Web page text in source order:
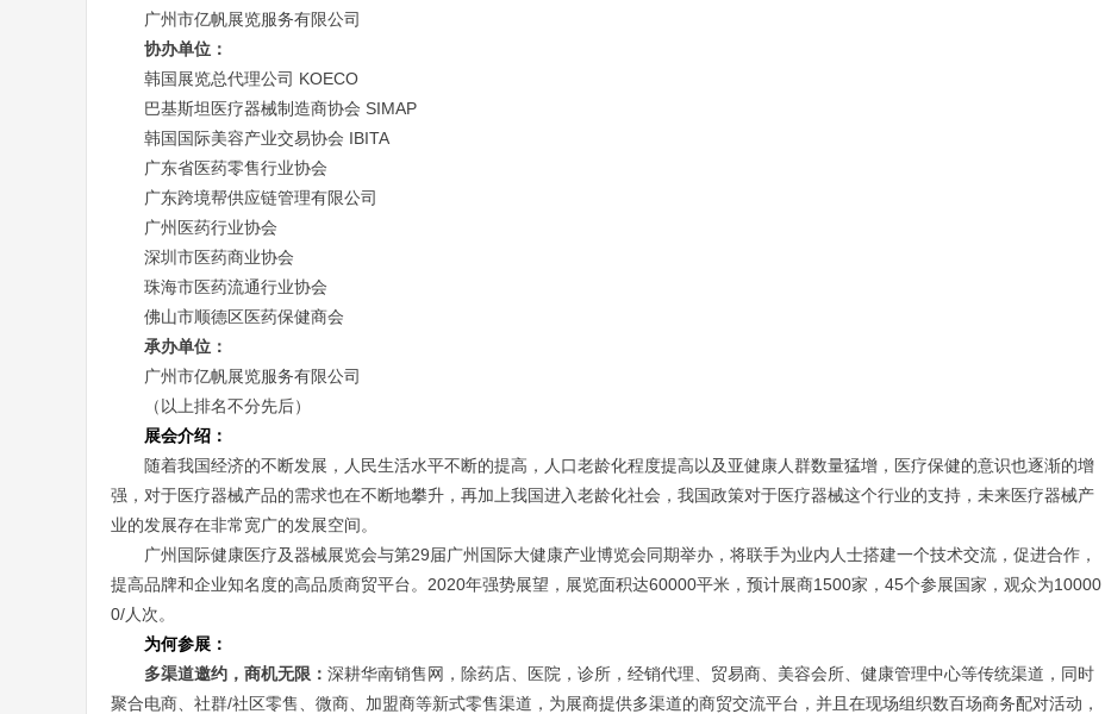
广州市亿帆展览服务有限公司
协办单位：
韩国展览总代理公司 KOECO
巴基斯坦医疗器械制造商协会 SIMAP
韩国国际美容产业交易协会 IBITA
广东省医药零售行业协会
广东跨境帮供应链管理有限公司
广州医药行业协会
深圳市医药商业协会
珠海市医药流通行业协会
佛山市顺德区医药保健商会
承办单位：
广州市亿帆展览服务有限公司
（以上排名不分先后）
展会介绍：
随着我国经济的不断发展，人民生活水平不断的提高，人口老龄化程度提高以及亚健康人群数量猛增，医疗保健的意识也逐渐的增
强，对于医疗器械产品的需求也在不断地攀升，再加上我国进入老龄化社会，我国政策对于医疗器械这个行业的支持，未来医疗器械产
业的发展存在非常宽广的发展空间。
广州国际健康医疗及器械展览会与第29届广州国际大健康产业博览会同期举办，将联手为业内人士搭建一个技术交流，促进合作，
提高品牌和企业知名度的高品质商贸平台。 2020年强势展望，展览面积达60000平米，预计展商1500家， 45个参展国家，观众为10000
0/人次。
为何参展：
多渠道邀约，商机无限： 深耕华南销售网，除药店、医院，诊所，经销代理、贸易商、美容会所、健康管理中心等传统渠道，同时
聚合电商、社群/社区零售、微商、加盟商等新式零售渠道，为展商提供多渠道的商贸交流平台，并且在现场组织数百场商务配对活动，